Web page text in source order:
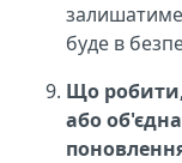
буде в
Що
або